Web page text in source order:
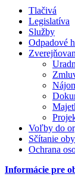
Tlačivá
Legislatíva
Služby
Odpadové
Voľby do
Sčítanie
Ochrana
Informácie pre